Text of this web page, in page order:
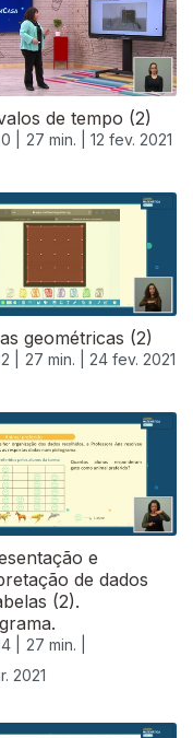
de tempo (2)
| 27 min. | 12 fev. 2021
geométricas (2)
| 27 min. | 24 fev. 2021
e
de dados
(2).
|
27 min. |
2021